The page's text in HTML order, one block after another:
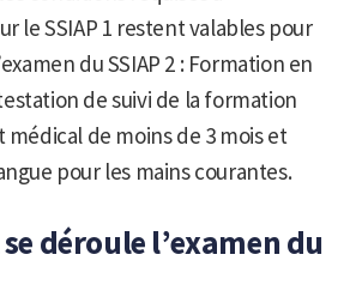
le SSIAP 1 restent valables pour
du SSIAP 2 : Formation en
de suivi de la formation
médical de moins de 3 mois et
pour les mains courantes.
déroule l’examen du